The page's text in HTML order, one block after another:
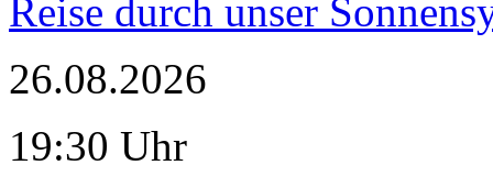
Reise durch unser
26.08.2026
19:30 Uhr